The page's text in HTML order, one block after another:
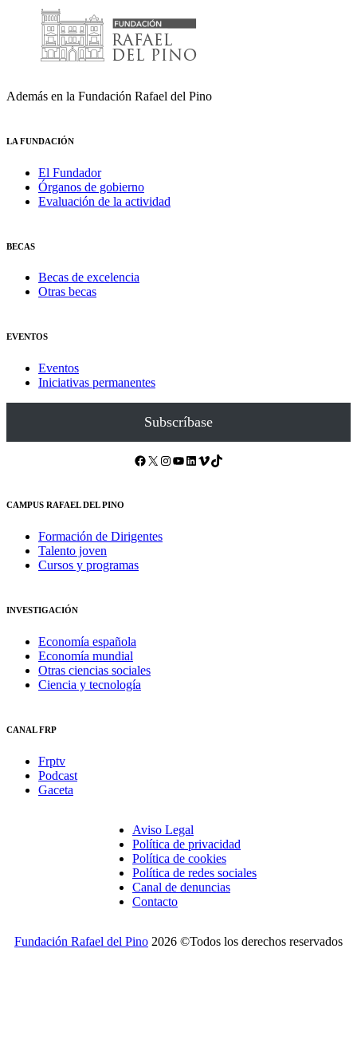
Además en la Fundación Rafael del Pino
LA FUNDACIÓN
El Fundador
Órganos de gobierno
Evaluación de la actividad
BECAS
Becas de excelencia
Otras becas
EVENTOS
Eventos
Iniciativas permanentes
Subscríbase
Facebook X Instagram YouTube LinkedIn Vimeo TikTok
CAMPUS RAFAEL DEL PINO
Formación de Dirigentes
Talento joven
Cursos y programas
INVESTIGACIÓN
Economía española
Economía mundial
Otras ciencias sociales
Ciencia y tecnología
CANAL FRP
Frptv
Podcast
Gaceta
Aviso Legal
Política de privacidad
Política de cookies
Política de redes sociales
Canal de denuncias
Contacto
Fundación Rafael del Pino 2026 ©Todos los derechos reservados